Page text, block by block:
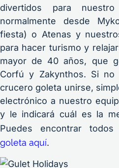
divertidos para
normalmente desde
fiesta) o Atenas y
para hacer turismo y
mayor de 40 años, que
Corfú y Zakynthos. Si
crucero goleta unirse,
electrónico a nuestro
y le indicará cuál es la
Puedes encontrar todos
goleta aquí.